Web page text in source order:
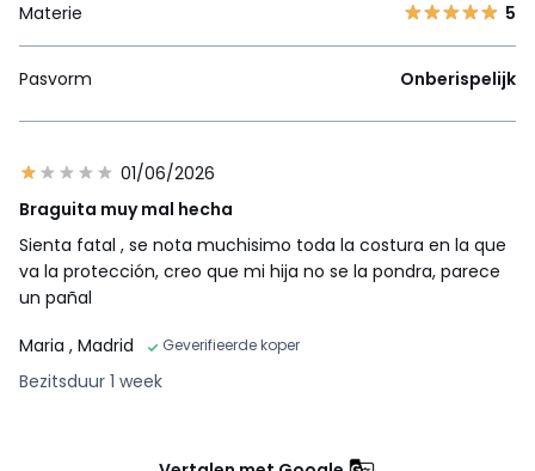
Materie 5
Pasvorm Onberispelijk
01/06/2026
Braguita muy mal hecha
Sienta fatal , se nota muchisimo toda la costura en la que
va la protección, creo que mi hija no se la pondra, parece
un pañal
Maria , Madrid Geverifieerde koper
Bezitsduur 1 week